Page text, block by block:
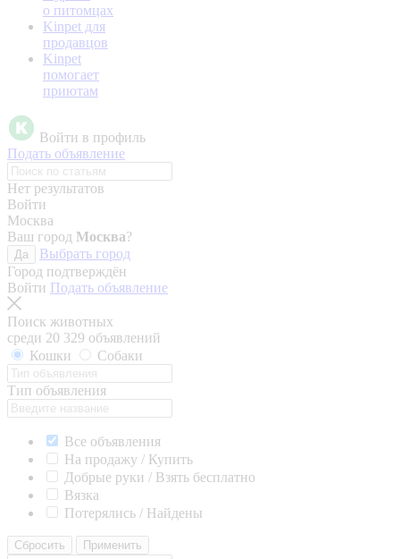
о питомцах
Kinpet для
продавцов
Kinpet
помогает
приютам
Войти в профиль
Подать объявление
Нет результатов
Войти
Москва
Ваш город Москва?
Да
Выбрать город
Город подтверждён
Войти Подать объявление
Поиск животных
среди 20 329 объявлений
Кошки
Собаки
Тип объявления
Все объявления
На продажу / Купить
Добрые руки / Взять бесплатно
Вязка
Потерялись / Найдены
Сбросить Применить